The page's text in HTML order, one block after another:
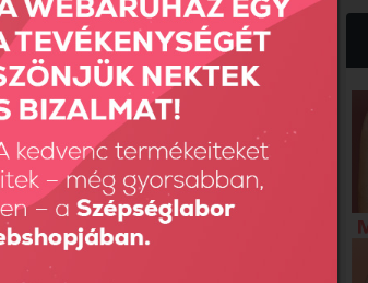
Liquid Fusion - Peachy Rose 8...
3890 Ft